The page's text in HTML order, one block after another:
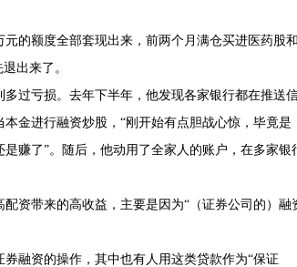
的额度全部套现出来，前两个月满仓买进医药股和
出来了。
过亏损。去年下半年，他发现各家银行都在推送
金进行融资炒股，“刚开始有点胆战心惊，毕竟是
赚了”。随后，他动用了全家人的账户，在多家银
资带来的高收益，主要是因为“（证券公司的）融
券融资的操作，其中也有人用这类贷款作为“保证